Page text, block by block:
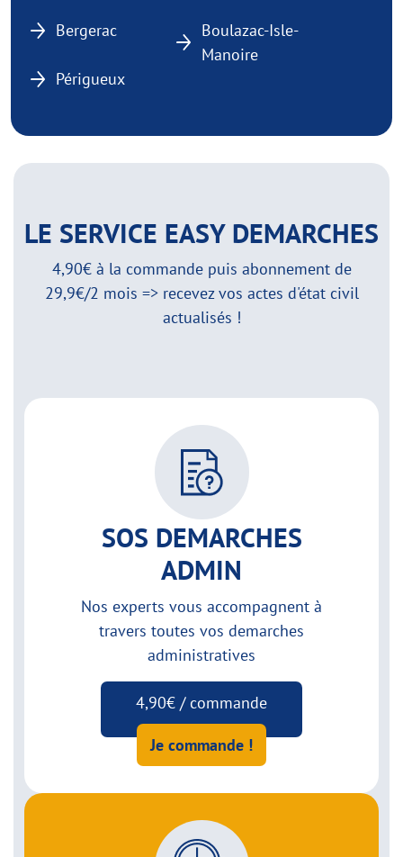
Bergerac
Boulazac-Isle-
Manoire
Périgueux
LE SERVICE EASY DEMARCHES
4,90€ à la commande puis abonnement de
29,9€/2 mois => recevez vos actes d'état civil
actualisés !
SOS DEMARCHES
ADMIN
Nos experts vous accompagnent à
travers toutes vos demarches
administratives
4,90€ / commande
Je commande !